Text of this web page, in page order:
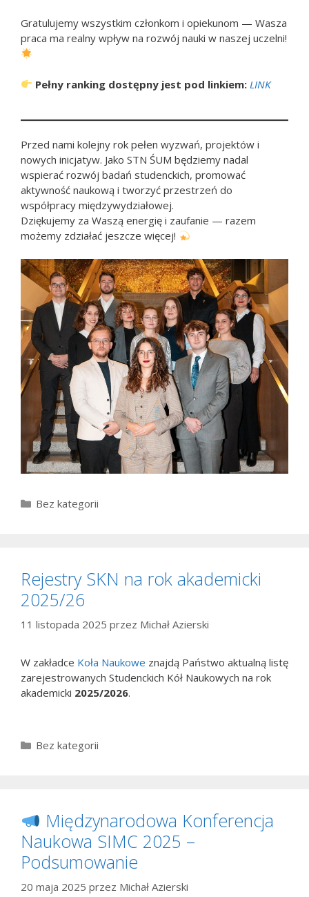
Gratulujemy wszystkim członkom i opiekunom — Wasza
praca ma realny wpływ na rozwój nauki w naszej uczelni!
Pełny ranking dostępny jest pod linkiem: LINK
Przed nami kolejny rok pełen wyzwań, projektów i
nowych inicjatyw. Jako STN ŚUM będziemy nadal
wspierać rozwój badań studenckich, promować
aktywność naukową i tworzyć przestrzeń do
współpracy międzywydziałowej.
Dziękujemy za Waszą energię i zaufanie — razem
możemy zdziałać jeszcze więcej!
Kategorie
Bez kategorii
Rejestry SKN na rok akademicki
2025/26
11 listopada 2025 przez Michał Azierski
W zakładce Koła Naukowe znajdą Państwo aktualną listę
zarejestrowanych Studenckich Kół Naukowych na rok
akademicki 2025/2026.
Kategorie
Bez kategorii
Międzynarodowa Konferencja
Naukowa SIMC 2025 –
Podsumowanie
20 maja 2025 przez Michał Azierski